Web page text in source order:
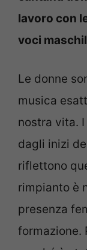
lavoro con
voci
Le donne
musica
nostra vita.
dagli inizi
riflettono
rimpianto è
presenza
formazione.